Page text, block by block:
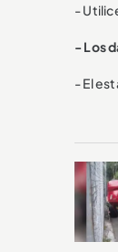
-
- Los
- El